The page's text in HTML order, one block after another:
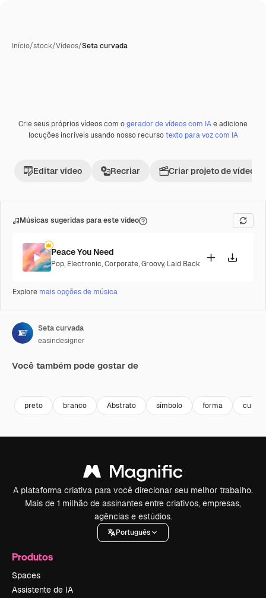
Início/stock/Vídeos/Seta curvada
Premium
Crie seus próprios vídeos com ogerador de vídeos com IAe adicione
locuções incríveis usando nosso recursotexto para voz com IA
Editar vídeo Recriar Criar projeto de vídeo
Músicas sugeridas para este vídeo
Peace You Need
Pop, Electronic,Corporate,Groovy, Laid Back
Explore mais opções de música
Seta curvada
easindesigner
Você também pode gostar de
preto branco Abstrato símbolo forma curva
A plataforma criativa para você direcionar seu melhor trabalho.
Mais de 1 milhão de assinantes entre criativos, empresas,
agências e estúdios.
Português
Produtos
Spaces
Assistente de IA